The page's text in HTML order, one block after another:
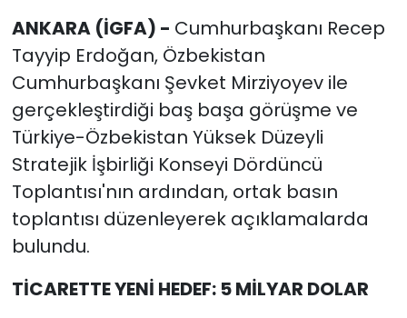
ANKARA (İGFA) - Cumhurbaşkanı Recep
Tayyip Erdoğan, Özbekistan
Cumhurbaşkanı Şevket Mirziyoyev ile
gerçekleştirdiği baş başa görüşme ve
Türkiye-Özbekistan Yüksek Düzeyli
Stratejik İşbirliği Konseyi Dördüncü
Toplantısı'nın ardından, ortak basın
toplantısı düzenleyerek açıklamalarda
bulundu.
TİCARETTE YENİ HEDEF: 5 MİLYAR DOLAR